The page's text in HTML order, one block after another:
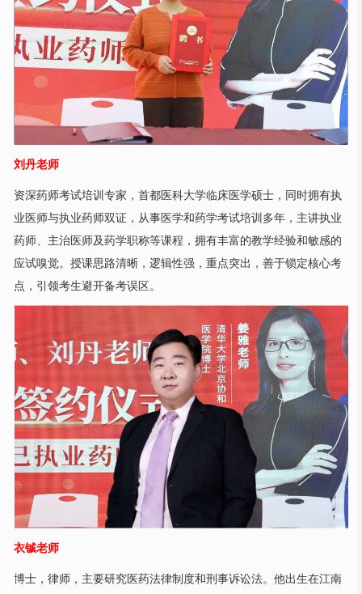
刘丹老师
资深药师考试培训专家，首都医科大学临床医学硕士，同时拥有执
业医师与执业药师双证，从事医学和药学考试培训多年，主讲执业
药师、主治医师及药学职称等课程，拥有丰富的教学经验和敏感的
应试嗅觉。授课思路清晰，逻辑性强，重点突出，善于锁定核心考
点，引领考生避开备考误区。
衣铖老师
博士，律师，主要研究医药法律制度和刑事诉讼法。他出生在江南